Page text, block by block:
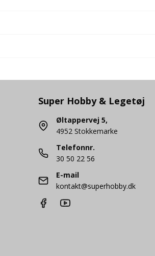
Super Hobby & Legetøj
Øltappervej 5,
4952 Stokkemarke
Telefonnr.
30 50 22 56
E-mail
kontakt@superhobby.dk